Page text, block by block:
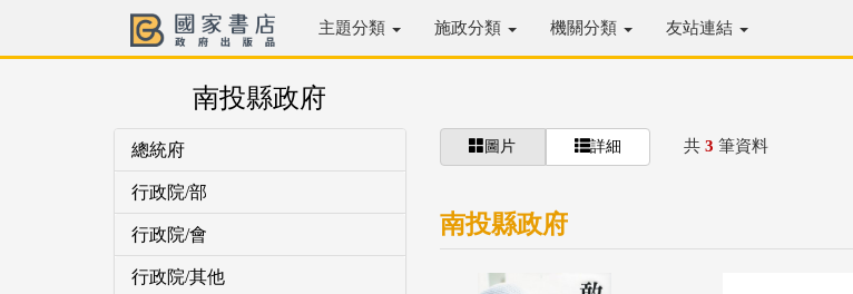
主題分類 施政分類 機關分類 友站連結
南投縣政府
總統府
行政院/部
行政院/會
行政院/其他
圖片 詳細 共 3 筆資料
南投縣政府